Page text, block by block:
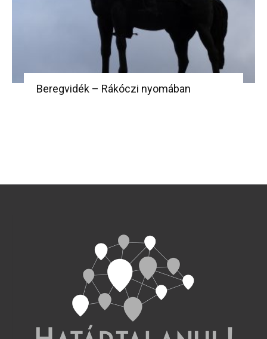
Beregvidék – Rákóczi nyomában